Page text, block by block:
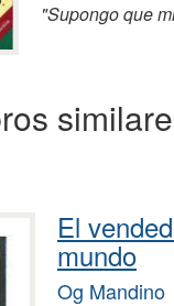
"Supongo que
El
mundo
Og Mandino